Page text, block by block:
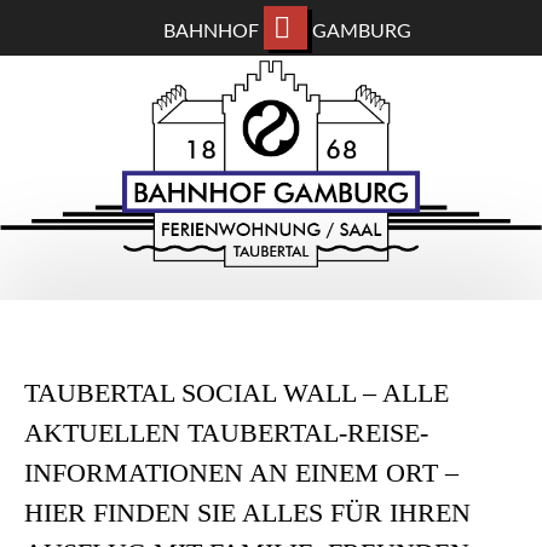
BAHNHOF GAMBURG
BAHNHOF GAMBURG
Ferienwohnung und Eventsaal im Taubertal
TAUBERTAL SOCIAL WALL – ALLE
AKTUELLEN TAUBERTAL-REISE-
INFORMATIONEN AN EINEM ORT –
HIER FINDEN SIE ALLES FÜR IHREN